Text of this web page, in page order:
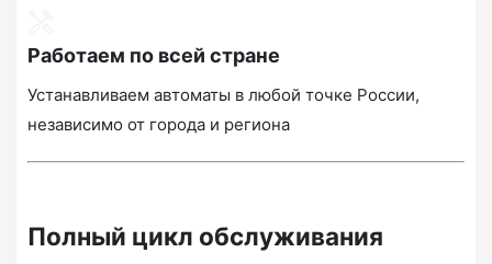
Работаем по всей стране
Устанавливаем автоматы в любой точке России,
независимо от города и региона
Полный цикл обслуживания